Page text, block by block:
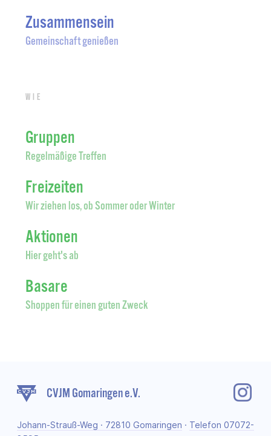
Zusammensein
Gemeinschaft genießen
Wie
Gruppen
Regelmäßige Treffen
Freizeiten
Wir ziehen los, ob Sommer oder Winter
Aktionen
Hier geht's ab
Basare
Shoppen für einen guten Zweck
CVJM Gomaringen e.V.
Johann-Strauß-Weg · 72810 Gomaringen · Telefon 07072-